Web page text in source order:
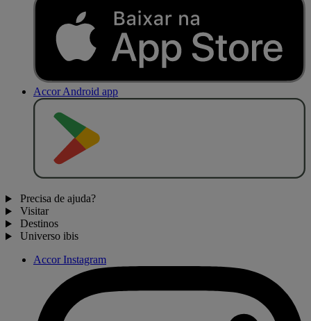
Accor Android app
Precisa de ajuda?
Visitar
Destinos
Universo ibis
Accor Instagram